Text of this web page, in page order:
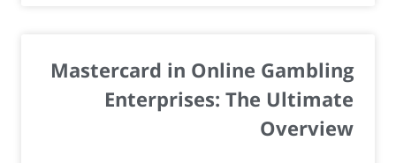
Mastercard in Online Gambling
Enterprises: The Ultimate
Overview